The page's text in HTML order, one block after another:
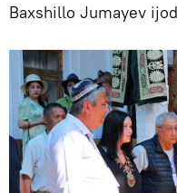
Baxshillo Jumayev